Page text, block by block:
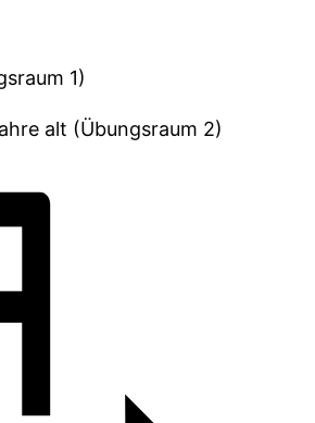
1)
alt (Übungsraum 2)